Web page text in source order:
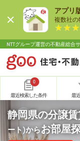
アプリ
複数社の
NTTグループ運営の不動産総合
0
最近検索した条件 最
静岡県の分譲
ート)からお部屋